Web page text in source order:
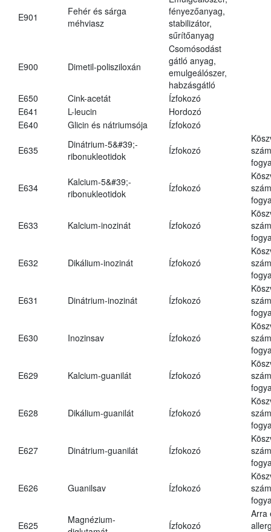
E901
Fehér és sárga
méhviasz
fényezőanyag,
stabilizátor,
sűrítőanyag
E900 Dimetil-polisziloxán
Csomósodást
gátló anyag,
emulgeálószer,
habzásgátló
E650
Cink-acetát
Ízfokozó
E641
L-leucin
Hordozó
E640
Glicin és nátriumsója Ízfokozó
E635
Dinátrium-5&#39;-
ribonukleotidok
Ízfokozó
E634
Kalcium-5&#39;-
ribonukleotidok
Ízfokozó
E633 Kalcium-inozinát Ízfokozó
E632 Dikálium-inozinát Ízfokozó
E631 Dinátrium-inozinát Ízfokozó
E630 Inozinsav Ízfokozó
E629 Kalcium-guanilát Ízfokozó
E628 Dikálium-guanilát Ízfokozó
E627 Dinátrium-guanilát Ízfokozó
E626 Guanilsav Ízfokozó
E625
Magnézium-
Ízfokozó
Arra